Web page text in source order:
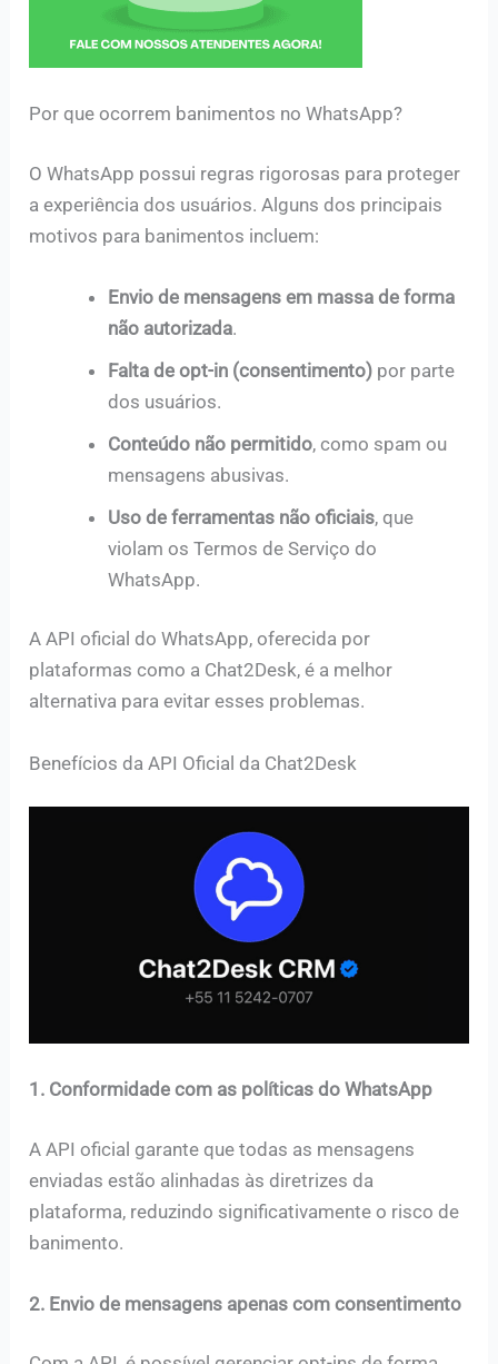
Por que ocorrem banimentos no WhatsApp?
O WhatsApp possui regras rigorosas para proteger
a experiência dos usuários. Alguns dos principais
motivos para banimentos incluem:
Envio de mensagens em massa de forma
não autorizada.
Falta de opt-in (consentimento) por parte
dos usuários.
Conteúdo não permitido, como spam ou
mensagens abusivas.
Uso de ferramentas não oficiais, que
violam os Termos de Serviço do
WhatsApp.
A API oficial do WhatsApp, oferecida por
plataformas como a Chat2Desk, é a melhor
alternativa para evitar esses problemas.
Benefícios da API Oficial da Chat2Desk
1. Conformidade com as políticas do WhatsApp
A API oficial garante que todas as mensagens
enviadas estão alinhadas às diretrizes da
plataforma, reduzindo significativamente o risco de
banimento.
2. Envio de mensagens apenas com consentimento